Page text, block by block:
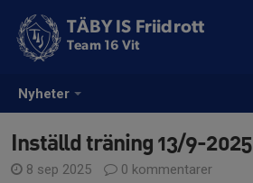
Nyheter
TÄBY IS Friidrott
Team 16 Vit
Inställd träning 13/9-2025
8 sep 2025
0 kommentarer